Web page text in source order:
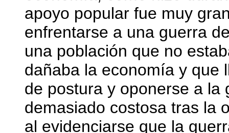
apoyo popular fue muy
enfrentarse a una guerra
una población que no
dañaba la economía y que
de postura y oponerse a la
demasiado costosa tras la
al evidenciarse que la